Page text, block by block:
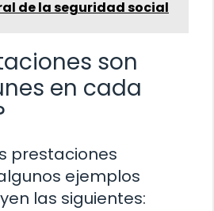
de la seguridad social
son
en cada
prestaciones
ejemplos
las siguientes: